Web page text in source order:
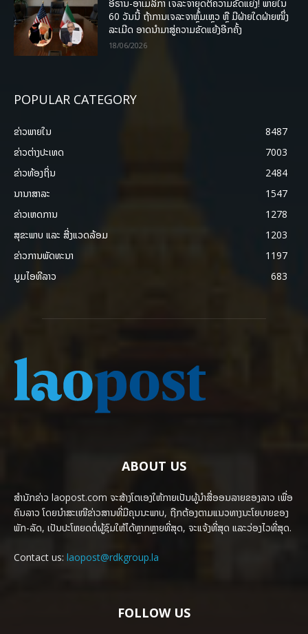
ອີຣານ-ອາເມລິກາ ເຈລະຈາຍຸດຕິຄວາມຂັດແຍ່ງ! ພາຍໃນ
60 ວັນນີ້ ຖ້າການເຈລະຈາຫຼົ້ມເຫຼວ ຫຼື ມີຝ່າຍໃດຝ່າຍໜຶ່ງ
ລະເມີດ ອາດນໍາມາສູ່ຄວາມຂັດແຍ້ງອີກຄັ້ງ
18/06/2026
POPULAR CATEGORY
ຂ່າວພາຍ​ໃນ
8487
ຂ່າວຕ່າງປະເທດ
7003
ຂ່າວທ້ອງຖິ່ນ
2484
ນານາສາລະ
1547
ຂ່າວເຫດການ
1278
ສຸຂະພາບ ແລະ ສີ່ງແວດລ້ອມ
1203
ຂ່າວການພັດທະນາ
1197
ມູມໄອທີລາວ
683
ABOUT US
ສຳນັກຂ່າວ laopost.com ຈະສ້າງໂຕເອງໃຫ້ກາຍເປັນຜູ້ນຳສື່ອອນລາຍຂອງລາວ ເພື່ອ
ຄົນລາວ ໂດຍນຳສະເໜີຂ່າວສານທີ່ມີຄຸນນະພາບ, ຖືກຕ້ອງຕາມແນວທາງນະໂຍບາຍຂອງ
ພັກ-ລັດ, ເປັນປະໂຫຍດຕໍ່ຜູ້ຊົມໃຫ້ໄດ້ຫຼາກຫຼາຍທີ່ສຸດ, ຈະແຈ້ງທີ່ສຸດ ແລະວ່ອງໄວທີ່ສຸດ.
Contact us: laopost@rdkgroup.la
FOLLOW US